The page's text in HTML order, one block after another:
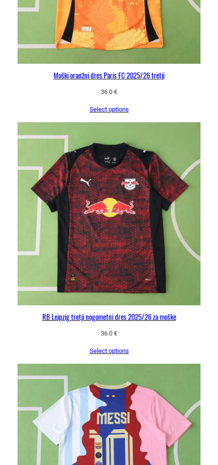
Moški oranžni dres Paris FC 2025/26 tretji
36.0 €
Select options
RB Leipzig tretji nogometni dres 2025/26 za moške
36.0 €
Select options